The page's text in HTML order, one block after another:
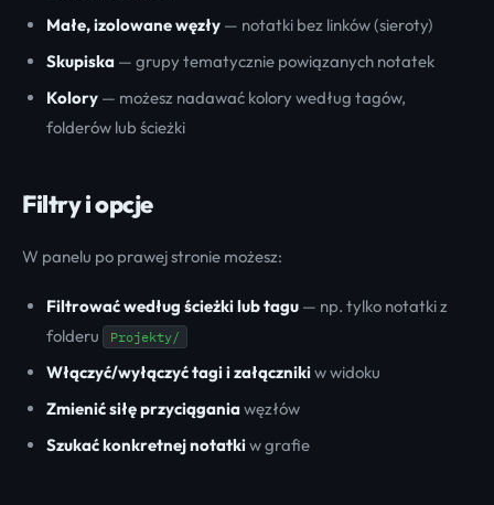
Małe, izolowane węzły — notatki bez linków (sieroty)
Skupiska — grupy tematycznie powiązanych notatek
Kolory — możesz nadawać kolory według tagów,
folderów lub ścieżki
Filtry i opcje
W panelu po prawej stronie możesz:
Filtrować według ścieżki lub tagu — np. tylko notatki z
folderu
Projekty/
Włączyć/wyłączyć tagi i załącznikiw widoku
Zmienić siłę przyciąganiawęzłów
Szukać konkretnej notatkiw grafie